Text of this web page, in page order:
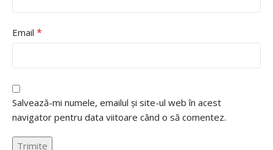
Email *
Salvează-mi numele, emailul și site-ul web în acest
navigator pentru data viitoare când o să comentez.